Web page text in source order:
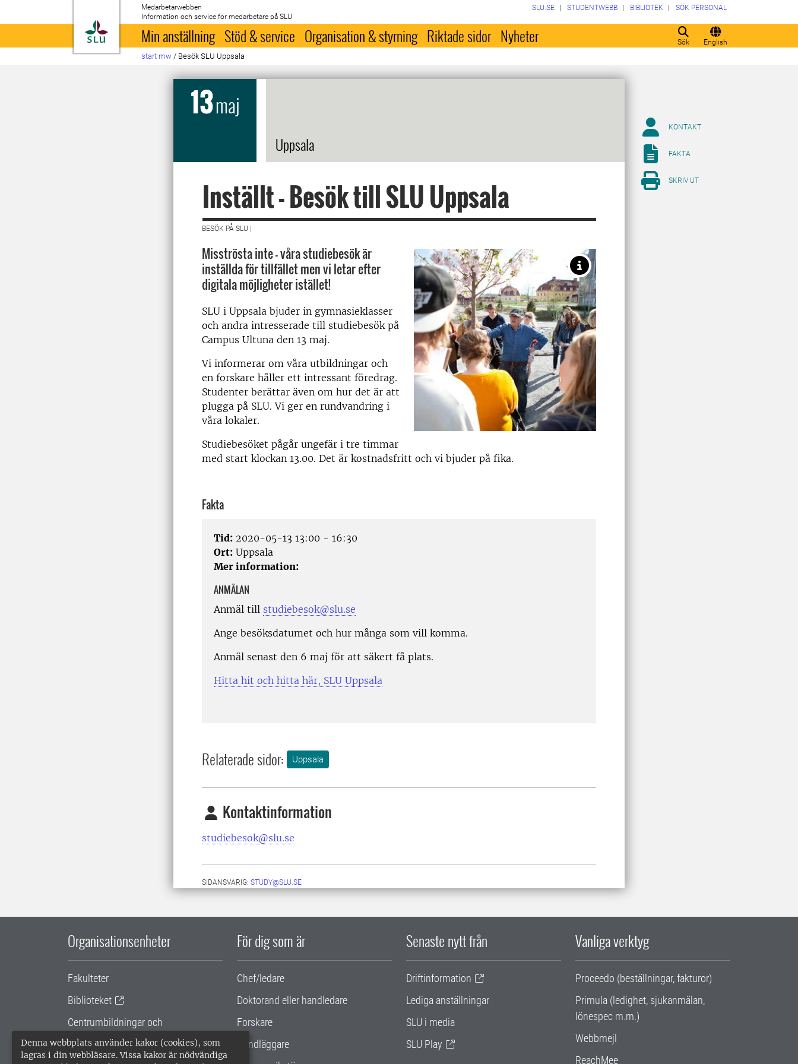
Denna webbplats använder kakor (cookies), som
lagras i din webbläsare. Vissa kakor är nödvändiga
Till startsida
Medarbetarwebben
Information och service för medarbetare på SLU
Sök English
SLU.SE STUDENTWEBB BIBLIOTEK SÖK PERSONAL
Min anställning Stöd & service Organisation & styrning Riktade sidor Nyheter
start mw / Besök SLU Uppsala
13maj
Uppsala
Inställt - Besök till SLU Uppsala
BESÖK PÅ SLU |
Misströsta inte - våra studiebesök är
inställda för tillfället men vi letar efter
digitala möjligheter istället!
SLU i Uppsala bjuder in gymnasieklasser
och andra intresserade till studiebesök på
Campus Ultuna den 13 maj.
Vi informerar om våra utbildningar och
en forskare håller ett intressant föredrag.
Studenter berättar även om hur det är att
plugga på SLU. Vi ger en rundvandring i
våra lokaler.
Studiebesöket pågår ungefär i tre timmar
med start klockan 13.00. Det är kostnadsfritt och vi bjuder på fika.
Fakta
Tid: 2020-05-13 13:00 - 16:30
Ort: Uppsala
Mer information:
ANMÄLAN
Anmäl till studiebesok@slu.se
Ange besöksdatumet och hur många som vill komma.
Anmäl senast den 6 maj för att säkert få plats.
Hitta hit och hitta här, SLU Uppsala
Relaterade sidor: Uppsala
Kontaktinformation
studiebesok@slu.se
SIDANSVARIG: STUDY@SLU.SE
KONTAKT
FAKTA
SKRIV UT
Organisationsenheter
Fakulteter
Biblioteket
Centrumbildningar och
samarbetsprojekt
Gemensamma verksamhetsstödet
För dig som är
Chef/ledare
Doktorand eller handledare
Forskare
Handläggare
Senaste nytt från
Driftinformation
Lediga anställningar
SLU i media
SLU Play
Vanliga verktyg
Proceedo (beställningar, fakturor)
Primula (ledighet, sjukanmälan,
lönespec m.m.)
Webbmejl
ReachMee